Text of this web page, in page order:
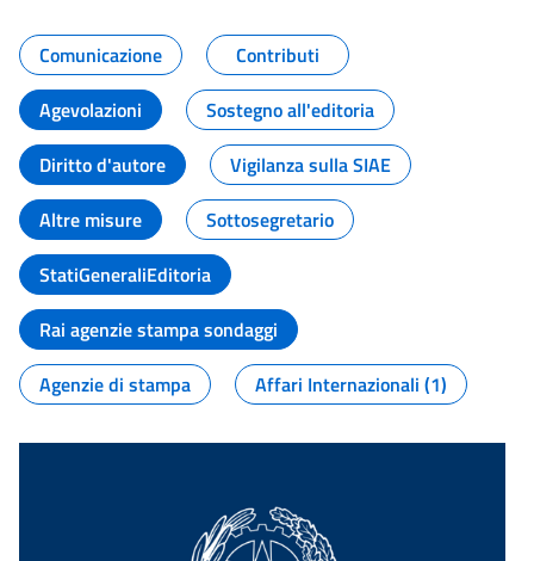
Tutti i contenuti della pagina
Comunicazione
Contributi
Agevolazioni
Sostegno all'editoria
Diritto d'autore
Vigilanza sulla SIAE
Altre misure
Sottosegretario
StatiGeneraliEditoria
Rai agenzie stampa sondaggi
Agenzie di stampa
Affari Internazionali (1)